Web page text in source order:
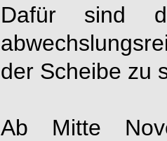
Dafür sind
der Scheibe zu
Ab Mitte